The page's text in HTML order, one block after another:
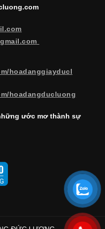
hoadanggiayducl
hoadangducluong
ước mơ thành sự